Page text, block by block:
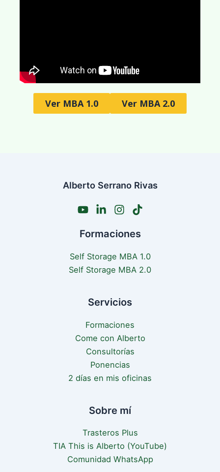
Ver MBA 1.0 Ver MBA 2.0
Alberto Serrano Rivas
Formaciones
Self Storage MBA 1.0
Self Storage MBA 2.0
Servicios
Formaciones
Come con Alberto
Consultorías
Ponencias
2 días en mis oficinas
Sobre mí
Trasteros Plus
TIA This is Alberto (YouTube)
Comunidad WhatsApp